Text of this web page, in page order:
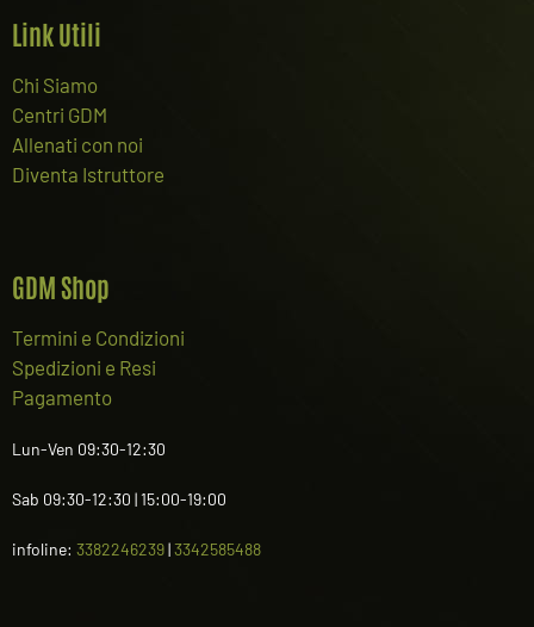
Link Utili
Chi Siamo
Centri GDM
Allenati con noi
Diventa Istruttore
GDM Shop
Termini e Condizioni
Spedizioni e Resi
Pagamento
Lun-Ven 09:30-12:30
Sab 09:30-12:30 | 15:00-19:00
infoline: 3382246239|3342585488